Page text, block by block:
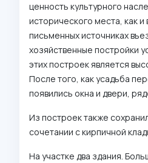
ценность культурного
исторического места, как
письменных источниках
хозяйственные постройки
этих построек является
После того, как усадьба
появились окна и двери,
Из построек также
сочетании с кирпичной
На участке два здания.